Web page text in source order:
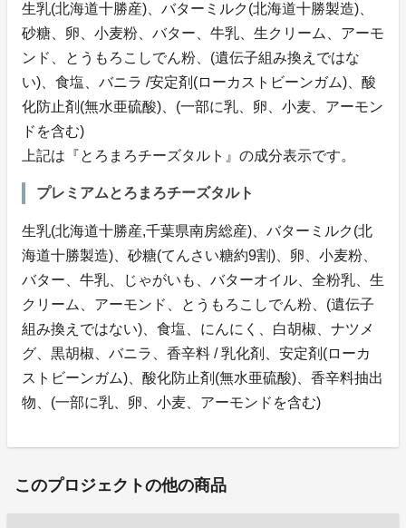
生乳(北海道十勝産)、バターミルク(北海道十勝製造)、
砂糖、卵、小麦粉、バター、牛乳、生クリーム、アーモ
ンド、とうもろこしでん粉、(遺伝子組み換えではな
い)、食塩、バニラ /安定剤(ローカストビーンガム)、酸
化防止剤(無水亜硫酸)、(一部に乳、卵、小麦、アーモン
ドを含む)
上記は『とろまろチーズタルト』の成分表示です。
プレミアムとろまろチーズタルト
生乳(北海道十勝産,千葉県南房総産)、バターミルク(北
海道十勝製造)、砂糖(てんさい糖約9割)、卵、小麦粉、
バター、牛乳、じゃがいも、バターオイル、全粉乳、生
クリーム、アーモンド、とうもろこしでん粉、(遺伝子
組み換えではない)、食塩、にんにく、白胡椒、ナツメ
グ、黒胡椒、バニラ、香辛料 / 乳化剤、安定剤(ローカ
ストビーンガム)、酸化防止剤(無水亜硫酸)、香辛料抽出
物、(一部に乳、卵、小麦、アーモンドを含む)
このプロジェクトの他の商品